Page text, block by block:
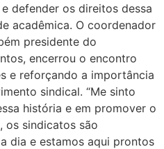
defender os direitos dessa
acadêmica. O coordenador
presidente do
encerrou o encontro
e reforçando a importância
sindical. “Me sinto
história e em promover o
os sindicatos são
dia e estamos aqui prontos